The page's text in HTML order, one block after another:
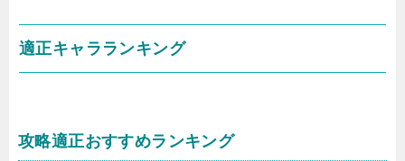
適正キャラランキング
攻略適正おすすめランキング